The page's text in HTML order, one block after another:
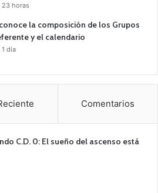
23 horas
la composición de los Grupos
y el calendario
1 día
Comentarios
C.D. 0: El sueño del ascenso está